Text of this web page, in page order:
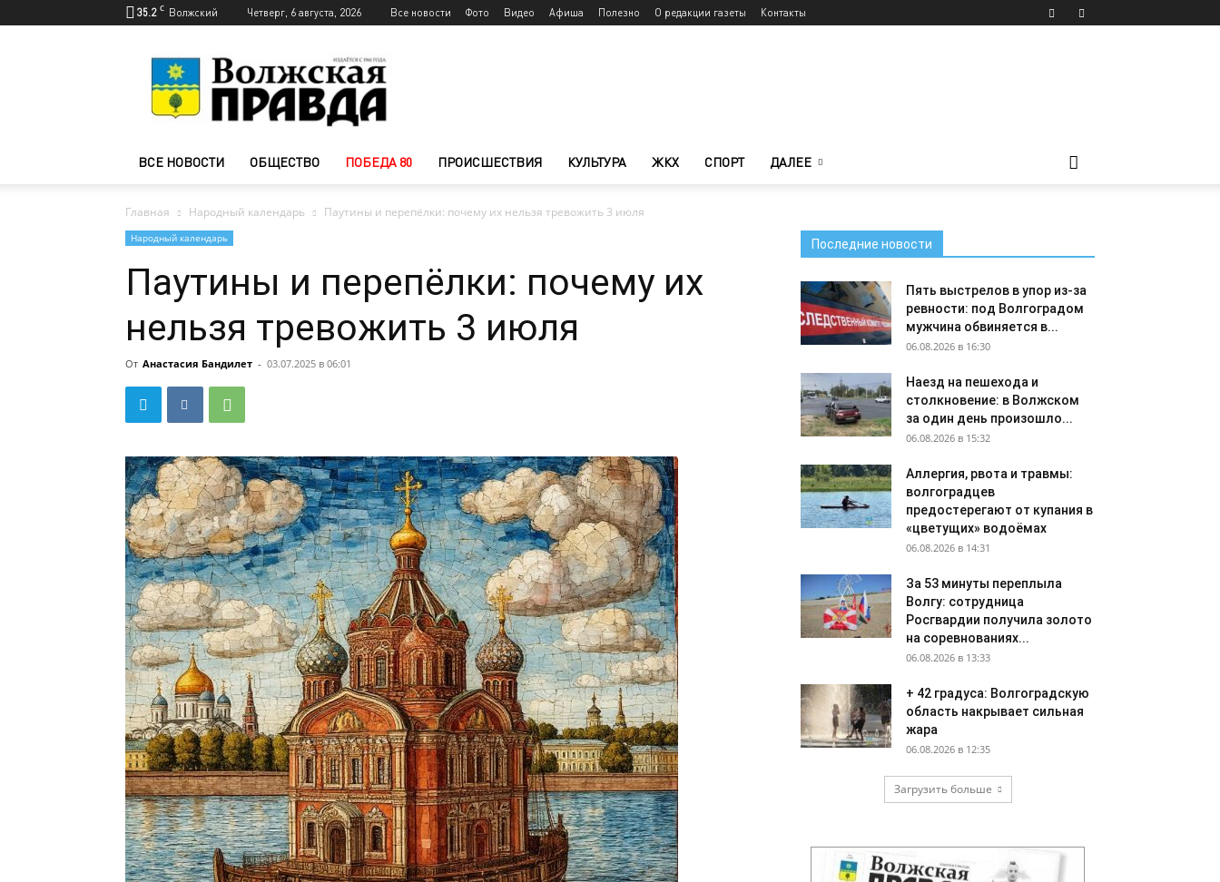
35.2 C Волжский Четверг, 6 августа, 2026 Все новости Фото Видео Афиша Полезно О редакции газеты Контакты
Волжского
—
Волжская
ВСЕ НОВОСТИ ОБЩЕСТВО ПОБЕДА 80 ПРОИСШЕСТВИЯ КУЛЬТУРА ЖКХ СПОРТ ДАЛЕЕ
Главная Народный календарь Паутины и перепёлки: почему их нельзя тревожить 3 июля
Народный календарь
Паутины и перепёлки: почему их
нельзя тревожить 3 июля
От Анастасия Бандилет - 03.07.2025 в 06:01
Последние новости
Пять выстрелов в упор из-за
ревности: под Волгоградом
мужчина обвиняется в...
06.08.2026 в 16:30
Наезд на пешехода и
столкновение: в Волжском
за один день произошло...
06.08.2026 в 15:32
Аллергия, рвота и травмы:
волгоградцев
предостерегают от купания в
«цветущих» водоёмах
06.08.2026 в 14:31
За 53 минуты переплыла
Волгу: сотрудница
Росгвардии получила золото
на соревнованиях...
06.08.2026 в 13:33
+ 42 градуса: Волгоградскую
область накрывает сильная
жара
06.08.2026 в 12:35
Загрузить больше